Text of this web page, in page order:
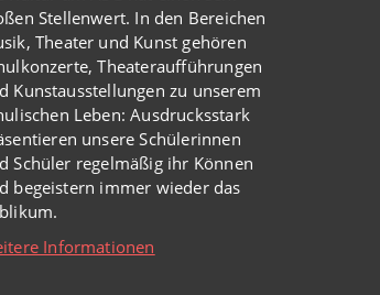
Stellenwert. In den Bereichen
Theater und Kunst gehören
Theateraufführungen
Kunstausstellungen zu unserem
Leben: Ausdrucksstark
unsere Schülerinnen
Schüler regelmäßig ihr Können
begeistern immer wieder das
Informationen